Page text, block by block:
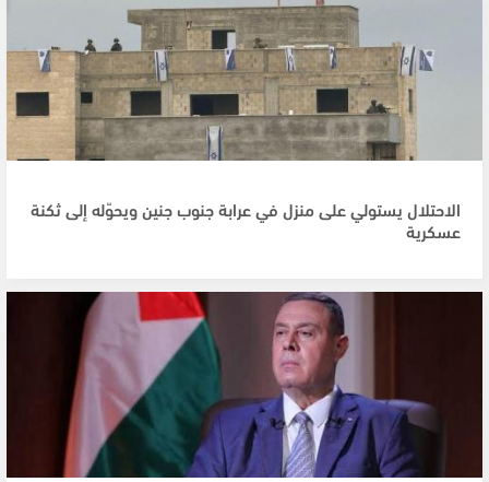
الاحتلال يستولي على منزل في عرابة جنوب جنين ويحوّله إلى ثكنة
عسكرية